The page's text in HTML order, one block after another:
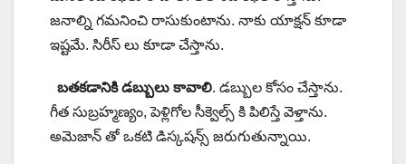
జనాల్ని గమనించి రాసుకుంటాను. నాకు యాక్షన్ కూడా
ఇష్టమే. సిరీస్ లు కూడా చేస్తాను.
బతకడానికి డబ్బులు కావాలి. డబ్బుల కోసం చేస్తాను.
గీత సుబ్రహ్మణ్యం, పెళ్లిగోల సీక్వెల్స్ కి పిలిస్తే వెళ్తాను.
అమెజాన్ తో ఒకటి డిస్కషన్స్ జరుగుతున్నాయి.